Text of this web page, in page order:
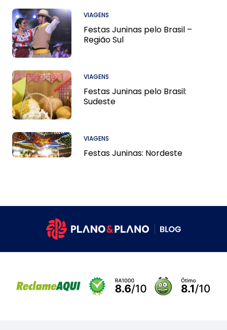
VIAGENS
Festas Juninas pelo Brasil –
Região Sul
VIAGENS
Festas Juninas pelo Brasil:
Sudeste
VIAGENS
Festas Juninas: Nordeste